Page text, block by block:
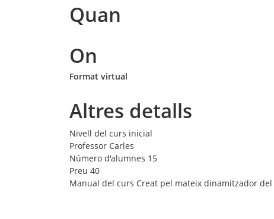
Quan
On
Format virtual
Altres detalls
Nivell del curs inicial
Professor Carles
Número d'alumnes 15
Preu 40
Manual del curs Creat pel mateix dinamitzador